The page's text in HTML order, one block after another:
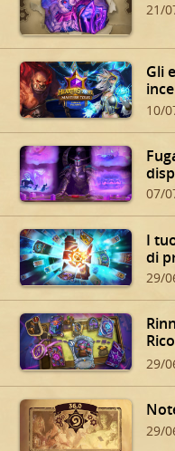
21/
Gli
10/
07/
I
di
29/
29/
29/